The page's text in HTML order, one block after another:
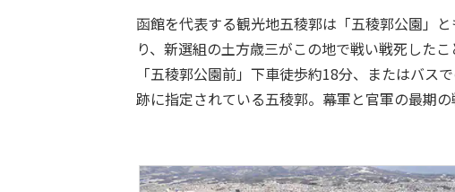
函館を代表する観光地五稜郭は「五稜郭公園」
り、新選組の土方歳三がこの地で戦い戦死した
「五稜郭公園前」下車徒歩約18分、またはバス
跡に指定されている五稜郭。幕軍と官軍の最期